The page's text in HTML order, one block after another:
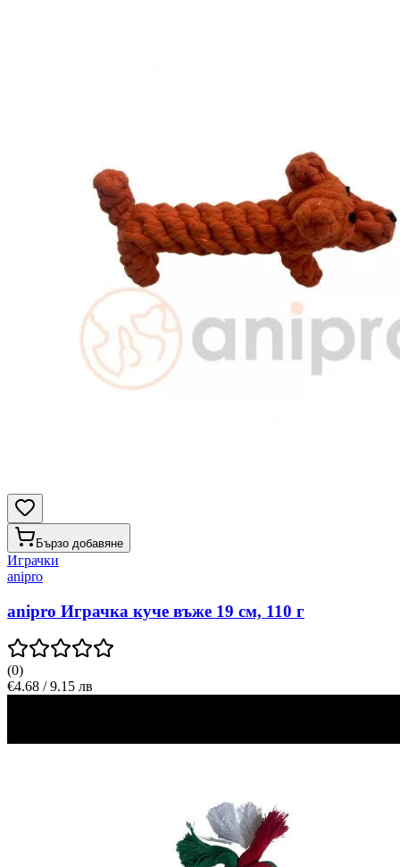
Бързо добавяне
Играчки
anipro
anipro Играчка куче въже 19 см, 110 г
(0)
€4.68 / 9.15 лв